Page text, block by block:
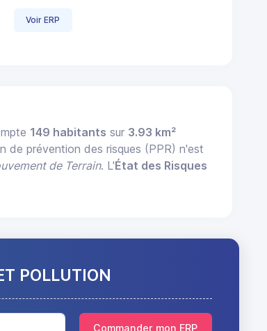
Voir ERP
149 habitants sur 3.93 km²
de prévention des risques (PPR) n'est
de Terrain. L'État des Risques
POLLUTION
Commander mon ERP